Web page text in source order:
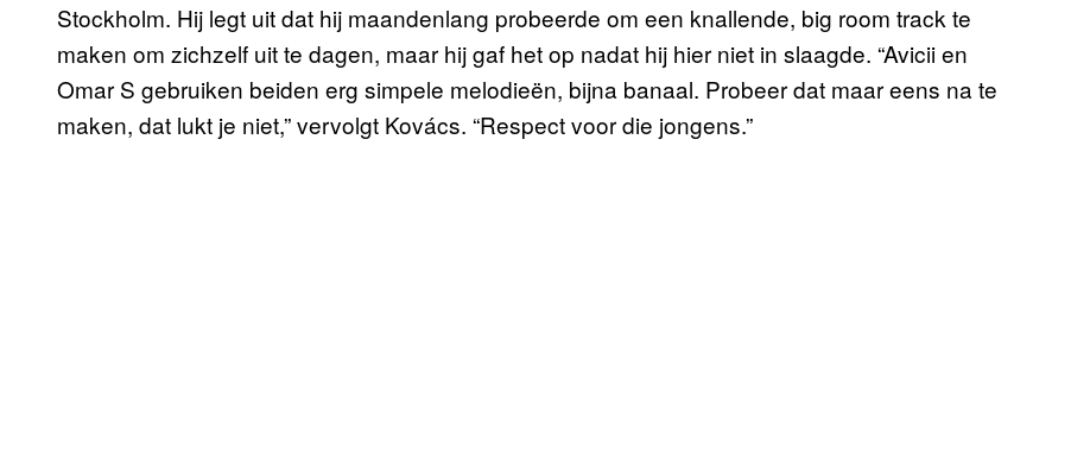
Stockholm. Hij legt uit dat hij maandenlang probeerde om een knallende, big room track te
maken om zichzelf uit te dagen, maar hij gaf het op nadat hij hier niet in slaagde. “Avicii en
Omar S gebruiken beiden erg simpele melodieën, bijna banaal. Probeer dat maar eens na te
maken, dat lukt je niet,” vervolgt Kovács. “Respect voor die jongens.”